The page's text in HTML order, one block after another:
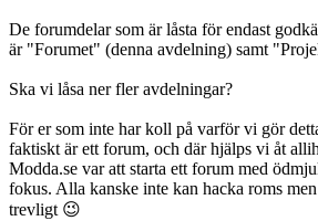
De forumdelar som är låsta för endast
är "Forumet" (denna avdelning) samt
Ska vi låsa ner fler avdelningar?
För er som inte har koll på varför vi gör
faktiskt är ett forum, och där hjälps vi åt
Modda.se var att starta ett forum med
fokus. Alla kanske inte kan hacka roms
trevligt 😉